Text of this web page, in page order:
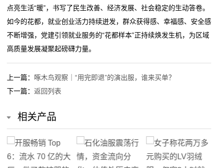
点亮生活“暖”，书写了民生改善、经济发展、社会稳定的生动答卷。
如今的花都，就业创业活力持续迸发，群众获得感、幸福感、安全感
不断增强，党建引领就业服务的“花都样本”正持续焕发生机，为区域
高质量发展凝聚起磅礴力量。
上一篇： 啄木鸟观察｜“用完即退”的演出服，谁来买单？
下一篇： 返回列表
相关产品